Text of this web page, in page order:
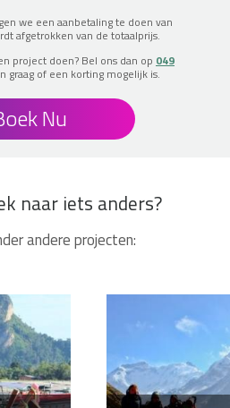
we een aanbetaling te doen van
afgetrokken van de totaalprijs.
project doen? Bel ons dan op 049
graag of een korting mogelijk is.
Nu
naar iets anders?
andere projecten: